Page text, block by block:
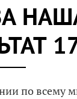
по всему